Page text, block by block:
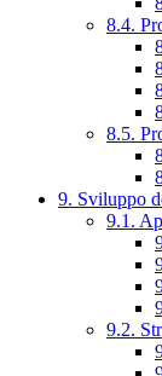
8.4.
8.5.
9. Sviluppo
9.1.
9.2.